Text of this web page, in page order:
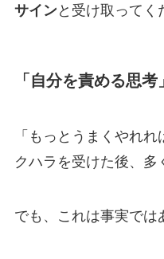
サインと受け取ってく
「自分を責める思考
「もっとうまくやれ
クハラを受けた後、多
でも、これは事実では